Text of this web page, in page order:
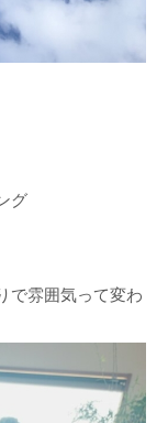
グ
で雰囲気って変わ